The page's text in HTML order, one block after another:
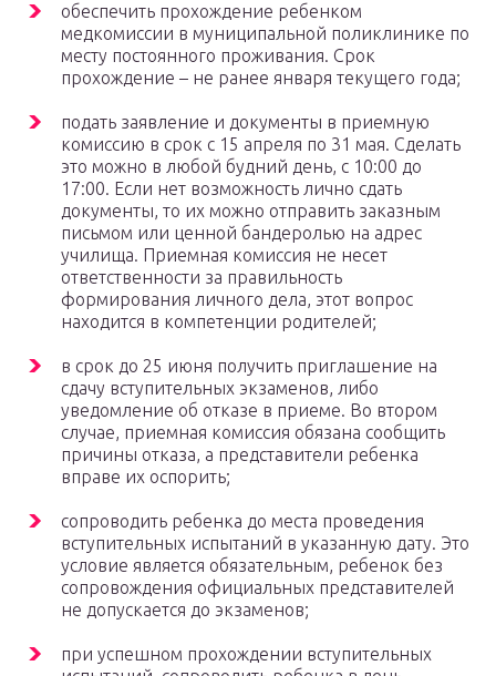
обеспечить прохождение ребенком
медкомиссии в муниципальной поликлинике по
месту постоянного проживания. Срок
прохождение – не ранее января текущего года;
подать заявление и документы в приемную
комиссию в срок с 15 апреля по 31 мая. Сделать
это можно в любой будний день, с 10:00 до
17:00. Если нет возможность лично сдать
документы, то их можно отправить заказным
письмом или ценной бандеролью на адрес
училища. Приемная комиссия не несет
ответственности за правильность
формирования личного дела, этот вопрос
находится в компетенции родителей;
в срок до 25 июня получить приглашение на
сдачу вступительных экзаменов, либо
уведомление об отказе в приеме. Во втором
случае, приемная комиссия обязана сообщить
причины отказа, а представители ребенка
вправе их оспорить;
сопроводить ребенка до места проведения
вступительных испытаний в указанную дату. Это
условие является обязательным, ребенок без
сопровождения официальных представителей
не допускается до экзаменов;
при успешном прохождении вступительных